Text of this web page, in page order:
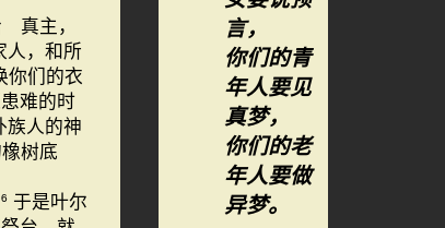
真主，
人，和所
你们的衣
难的时
族人的神
树底
6 于是叶尔
言，
你们的青
年人要见
真梦，
你们的老
年人要做
异梦。